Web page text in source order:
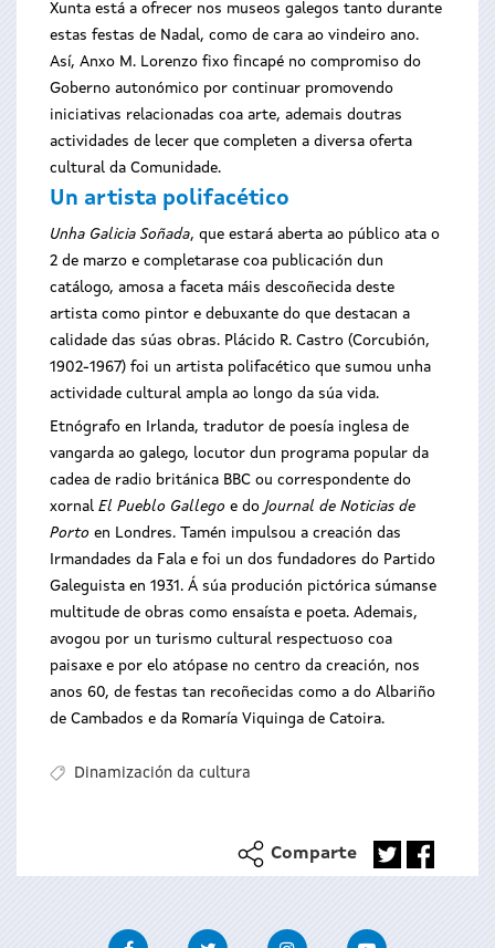
Xunta está a ofrecer nos museos galegos tanto durante
estas festas de Nadal, como de cara ao vindeiro ano.
Así, Anxo M. Lorenzo fixo fincapé no compromiso do
Goberno autonómico por continuar promovendo
iniciativas relacionadas coa arte, ademais doutras
actividades de lecer que completen a diversa oferta
cultural da Comunidade.
Un artista polifacético
Unha Galicia Soñada, que estará aberta ao público ata o
2 de marzo e completarase coa publicación dun
catálogo, amosa a faceta máis descoñecida deste
artista como pintor e debuxante do que destacan a
calidade das súas obras. Plácido R. Castro (Corcubión,
1902-1967) foi un artista polifacético que sumou unha
actividade cultural ampla ao longo da súa vida.
Etnógrafo en Irlanda, tradutor de poesía inglesa de
vangarda ao galego, locutor dun programa popular da
cadea de radio británica BBC ou correspondente do
xornal El Pueblo Gallego e do Journal de Noticias de
Porto en Londres. Tamén impulsou a creación das
Irmandades da Fala e foi un dos fundadores do Partido
Galeguista en 1931. Á súa produción pictórica súmanse
multitude de obras como ensaísta e poeta. Ademais,
avogou por un turismo cultural respectuoso coa
paisaxe e por elo atópase no centro da creación, nos
anos 60, de festas tan recoñecidas como a do Albariño
de Cambados e da Romaría Viquinga de Catoira.
Dinamización da cultura
Comparte
FacebookTwitter InstagramYoutube